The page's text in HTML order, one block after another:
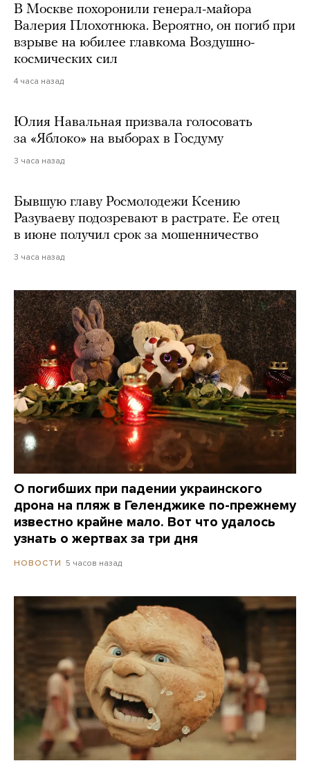
В Москве похоронили генерал-майора
Валерия Плохотнюка. Вероятно, он погиб при
взрыве на юбилее главкома Воздушно-
космических сил
4 часа назад
Юлия Навальная призвала голосовать
за «Яблоко» на выборах в Госдуму
3 часа назад
Бывшую главу Росмолодежи Ксению
Разуваеву подозревают в растрате. Ее отец
в июне получил срок за мошенничество
3 часа назад
О погибших при падении украинского
дрона на пляж в Геленджике по-прежнему
известно крайне мало. Вот что удалось
узнать о жертвах за три дня
НОВОСТИ 5 часов назад